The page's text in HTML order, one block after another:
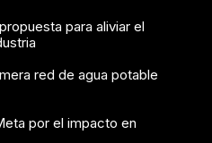
para aliviar el
red de agua potable
por el impacto en